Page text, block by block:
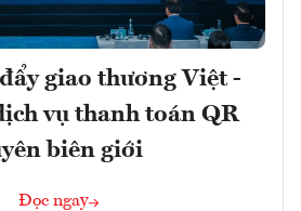
giao thương Việt -
vụ thanh toán QR
biên giới
Đọc ngay